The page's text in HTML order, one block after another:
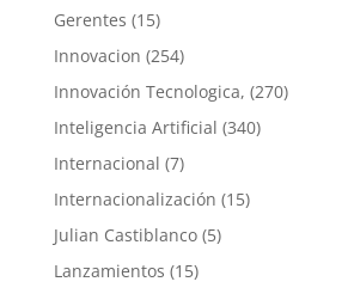
Gerentes (15)
Innovacion (254)
Innovación Tecnologica, (270)
Inteligencia Artificial (340)
Internacional (7)
Internacionalización (15)
Julian Castiblanco(5)
Lanzamientos (15)